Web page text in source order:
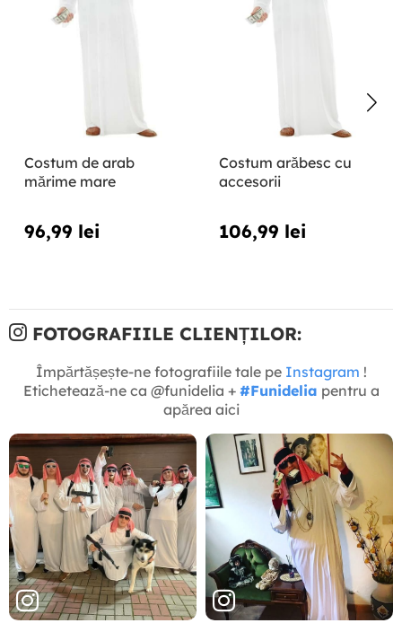
Costum de arab
mărime mare
96,99 lei
Costum arăbesc cu
accesorii
106,99 lei
FOTOGRAFIILE CLIENȚILOR:
Împărtășește-ne fotografiile tale pe Instagram !
Etichetează-ne ca @funidelia + #Funidelia pentru a
apărea aici